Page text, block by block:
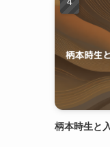
柄本時生と